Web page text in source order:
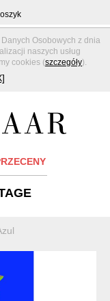
Osobowych z dnia
naszych usług
cookies (szczegóły).